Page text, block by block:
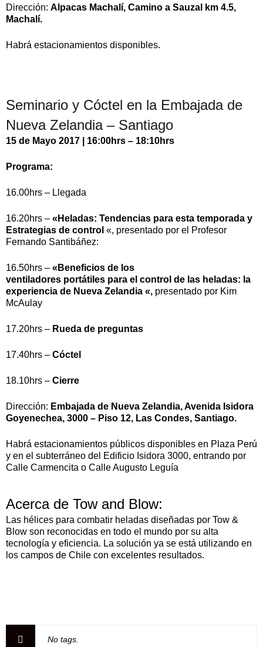
Dirección: Alpacas Machalí, Camino a Sauzal km 4.5,
Machalí.
Habrá estacionamientos disponibles.
Seminario y Cóctel en la Embajada de
Nueva Zelandia – Santiago
15 de Mayo 2017 | 16:00hrs – 18:10hrs
Programa:
16.00hrs – Llegada
16.20hrs – «Heladas: Tendencias para esta temporada y
Estrategias de control «, presentado por el Profesor
Fernando Santibáñez:
16.50hrs – «Beneficios de los
ventiladores portátiles para el control de las heladas: la
experiencia de Nueva Zelandia «, presentado por Kim
McAulay
17.20hrs – Rueda de preguntas
17.40hrs – Cóctel
18.10hrs – Cierre
Dirección: Embajada de Nueva Zelandia, Avenida Isidora
Goyenechea, 3000 – Piso 12, Las Condes, Santiago.
Habrá estacionamientos públicos disponibles en Plaza Perú
y en el subterráneo del Edificio Isidora 3000, entrando por
Calle Carmencita o Calle Augusto Leguía
Acerca de Tow and Blow:
Las hélices para combatir heladas diseñadas por Tow &
Blow son reconocidas en todo el mundo por su alta
tecnología y eficiencia. La solución ya se está utilizando en
los campos de Chile con excelentes resultados.
No tags.